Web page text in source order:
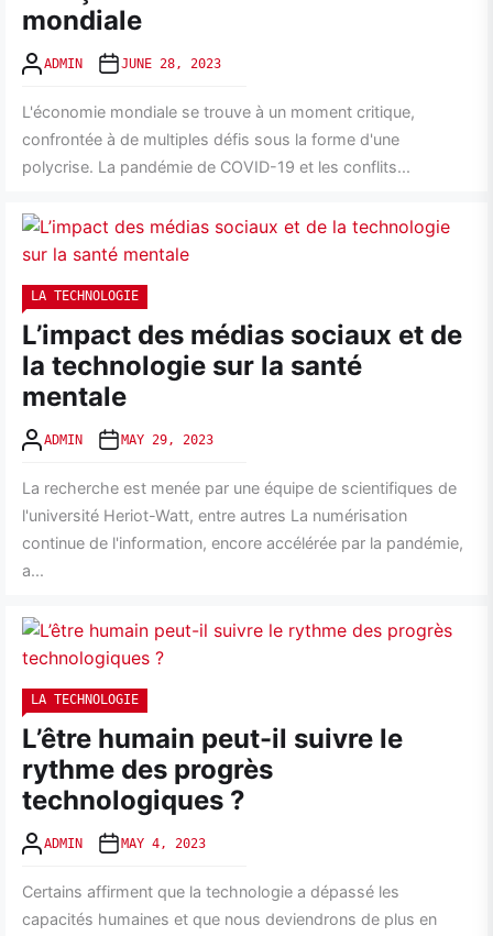
mondiale
ADMIN JUNE 28, 2023
L'économie mondiale se trouve à un moment critique,
confrontée à de multiples défis sous la forme d'une
polycrise. La pandémie de COVID-19 et les conflits...
LA TECHNOLOGIE
L’impact des médias sociaux et de
la technologie sur la santé
mentale
ADMIN MAY 29, 2023
La recherche est menée par une équipe de scientifiques de
l'université Heriot-Watt, entre autres La numérisation
continue de l'information, encore accélérée par la pandémie,
a...
LA TECHNOLOGIE
L’être humain peut-il suivre le
rythme des progrès
technologiques ?
ADMIN MAY 4, 2023
Certains affirment que la technologie a dépassé les
capacités humaines et que nous deviendrons de plus en